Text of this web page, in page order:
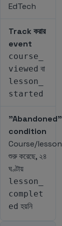
EdTech
Track করার
event
course_
viewed বা
lesson_
started
"Abandoned"
condition
Course/lesson
শুরু করেছে, ২৪
ঘণ্টায়
lesson_
complet
ed হয়নি